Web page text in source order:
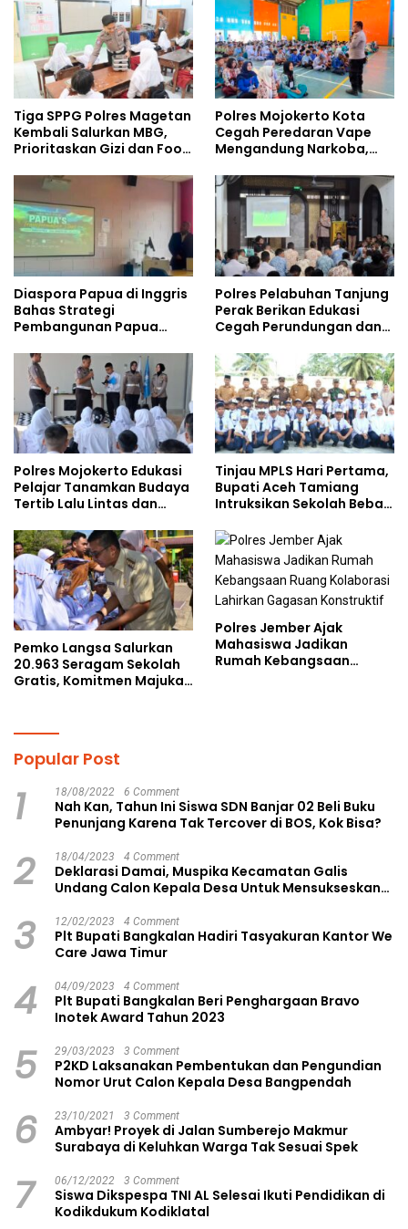
Tiga SPPG Polres Magetan
Kembali Salurkan MBG,
Prioritaskan Gizi dan Food
Polres Mojokerto Kota
Cegah Peredaran Vape
Mengandung Narkoba,
Kalangan Remaja
Diaspora Papua di Inggris
Bahas Strategi
Pembangunan Papua
Doktoral Internasional
Polres Pelabuhan Tanjung
Perak Berikan Edukasi
Cegah Perundungan dan
kepada Pelajar MPLS
Polres Mojokerto Edukasi
Pelajar Tanamkan Budaya
Tertib Lalu Lintas dan
Tinjau MPLS Hari Pertama,
Bupati Aceh Tamiang
Intruksikan Sekolah Bebas
Pemko Langsa Salurkan
20.963 Seragam Sekolah
Gratis, Komitmen Majukan
Polres Jember Ajak
Mahasiswa Jadikan
Rumah Kebangsaan
Popular Post
1 18/08/2022 6 Comment
Nah Kan, Tahun Ini Siswa SDN Banjar 02 Beli Buku
Penunjang Karena Tak Tercover di BOS, Kok Bisa?
2 18/04/2023 4 Comment
Deklarasi Damai, Muspika Kecamatan Galis
Undang Calon Kepala Desa Untuk Mensukseskan
3 12/02/2023 4 Comment
Plt Bupati Bangkalan Hadiri Tasyakuran Kantor We
Care Jawa Timur
4 04/09/2023 4 Comment
Plt Bupati Bangkalan Beri Penghargaan Bravo
Inotek Award Tahun 2023
5 29/03/2023 3 Comment
P2KD Laksanakan Pembentukan dan Pengundian
Nomor Urut Calon Kepala Desa Bangpendah
6 23/10/2021 3 Comment
Ambyar! Proyek di Jalan Sumberejo Makmur
Surabaya di Keluhkan Warga Tak Sesuai Spek
7 06/12/2022 3 Comment
Siswa Dikspespa TNI AL Selesai Ikuti Pendidikan di
Kodikdukum Kodiklatal